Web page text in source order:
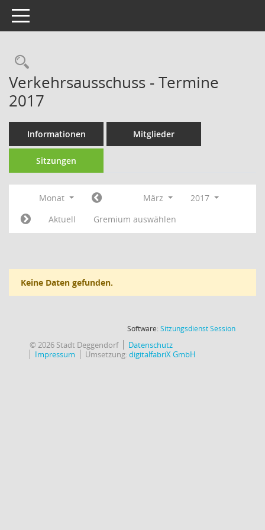
Toggle navigation
Rechercheauswahl
Verkehrsausschuss - Termine
2017
Informationen Mitglieder
Sitzungen
Monat März
2017
Aktuell
Gremium auswählen
Keine Daten gefunden.
Software:SitzungsdienstSession(Wird in
© 2026 Stadt Deggendorf
Datenschutz
Impressum
Umsetzung:digitalfabriX GmbH